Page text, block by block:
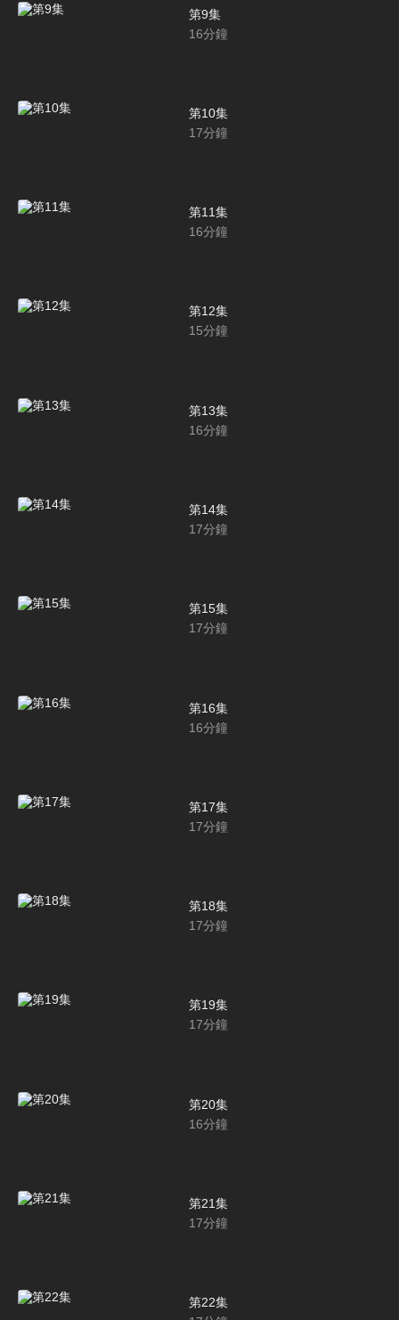
第9集
16分鐘
第10集
17分鐘
第11集
16分鐘
第12集
15分鐘
第13集
16分鐘
第14集
17分鐘
第15集
17分鐘
第16集
16分鐘
第17集
17分鐘
第18集
17分鐘
第19集
17分鐘
第20集
16分鐘
第21集
17分鐘
第22集